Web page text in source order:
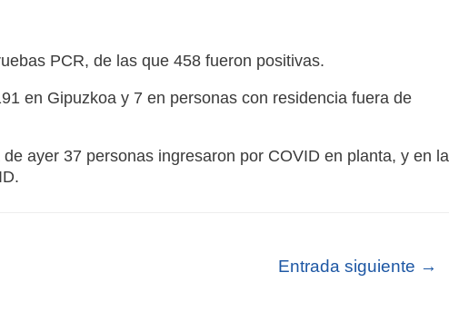
PCR, de las que 458 fueron positivas.
en Gipuzkoa y 7 en personas con residencia fuera de
ayer 37 personas ingresaron por COVID en planta, y en
Entrada siguiente →